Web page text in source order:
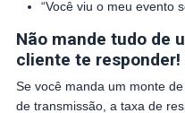
“Você viu o meu evento
Não mande tudo de
cliente te responder!
Se você manda um monte
de transmissão, a taxa de